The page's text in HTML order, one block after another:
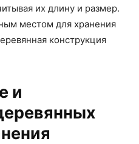
их длину и размер.
местом для хранения
конструкция
и